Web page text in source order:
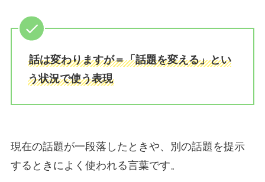
話は変わりますが＝「話題を変える」とい
う状況で使う表現
現在の話題が一段落したときや、別の話題を提示
するときによく使われる言葉です。